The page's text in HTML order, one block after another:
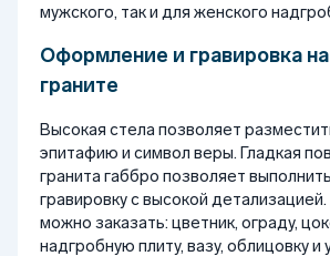
мужского, так и для женского
Оформление и гравировка
граните
Высокая стела позволяет
эпитафию и символ веры. Гладкая
гранита габбро позволяет
гравировку с высокой
можно заказать: цветник, ограду,
надгробную плиту, вазу, облицовку и